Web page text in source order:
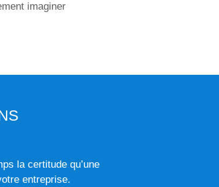
imaginer
la certitude qu’une
entreprise.